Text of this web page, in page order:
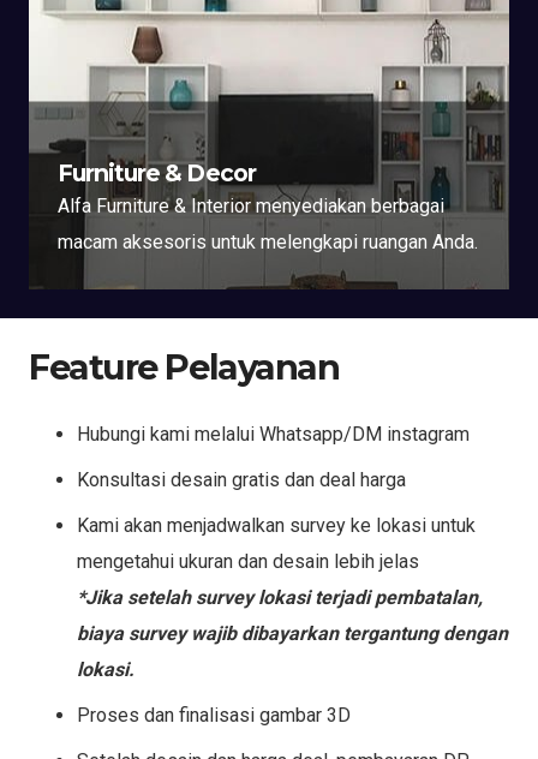
Furniture & Decor
Alfa Furniture & Interior menyediakan berbagai
macam aksesoris untuk melengkapi ruangan Anda.
Feature Pelayanan
Hubungi kami melalui Whatsapp/DM instagram
Konsultasi desain gratis dan deal harga
Kami akan menjadwalkan survey ke lokasi untuk
mengetahui ukuran dan desain lebih jelas
*Jika setelah survey lokasi terjadi pembatalan,
biaya survey wajib dibayarkan tergantung dengan
lokasi.
Proses dan finalisasi gambar 3D